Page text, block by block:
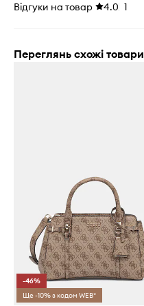
Відгуки на товар 4.0 1
Переглянь схожі товари
-46%
Ще -10% з кодом WEB*